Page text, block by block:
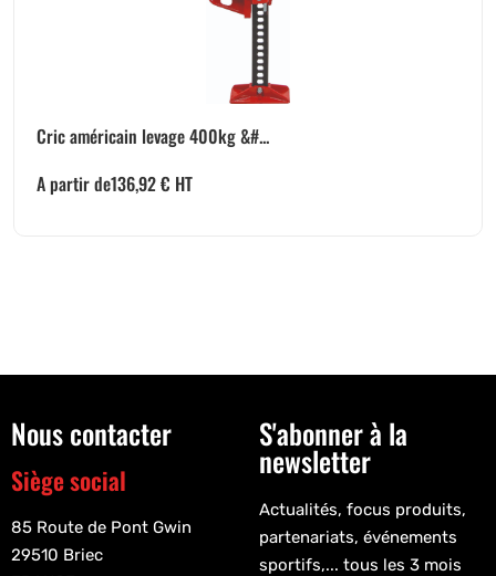
Cric américain levage 400kg &#...
A partir de136,92€ HT
Nous contacter
Siège social
85 Route de Pont Gwin
29510 Briec
S'abonner à la
newsletter
Actualités, focus produits,
partenariats, événements
sportifs,... tous les 3 mois